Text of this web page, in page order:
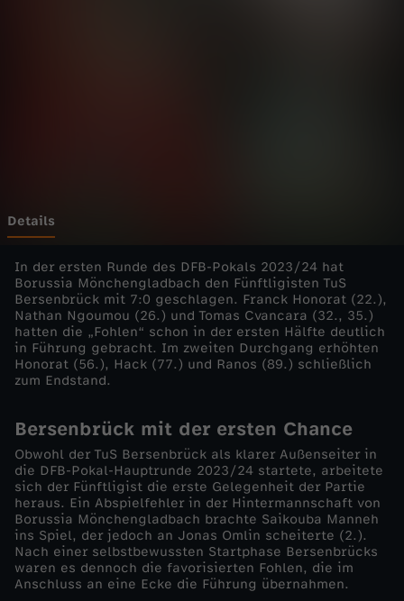
2
3
/
2
-
G
l
a
Details
In der ersten Runde des DFB-Pokals 2023/24 hat
Borussia Mönchengladbach den Fünftligisten TuS
Bersenbrück mit 7:0 geschlagen. Franck Honorat (22.),
Nathan Ngoumou (26.) und Tomas Cvancara (32., 35.)
hatten die „Fohlen“ schon in der ersten Hälfte deutlich
in Führung gebracht. Im zweiten Durchgang erhöhten
Honorat (56.), Hack (77.) und Ranos (89.) schließlich
zum Endstand.
Bersenbrück mit der ersten Chance
Obwohl der TuS Bersenbrück als klarer Außenseiter in
die DFB-Pokal-Hauptrunde 2023/24 startete, arbeitete
sich der Fünftligist die erste Gelegenheit der Partie
heraus. Ein Abspielfehler in der Hintermannschaft von
Borussia Mönchengladbach brachte Saikouba Manneh
ins Spiel, der jedoch an Jonas Omlin scheiterte (2.).
Nach einer selbstbewussten Startphase Bersenbrücks
waren es dennoch die favorisierten Fohlen, die im
Anschluss an eine Ecke die Führung übernahmen.